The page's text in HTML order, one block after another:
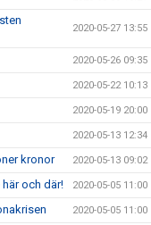
2020-05-27 13:55
2020-05-26 09:35
2020-05-22 10:13
2020-05-19 20:00
2020-05-13 12:34
kronor 2020-05-13 09:02
och där! 2020-05-05 11:00
2020-05-05 11:00